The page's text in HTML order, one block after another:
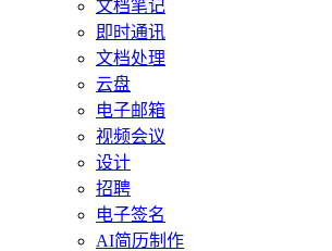
文档笔记
即时通讯
文档处理
云盘
电子邮箱
视频会议
设计
招聘
电子签名
AI简历制作